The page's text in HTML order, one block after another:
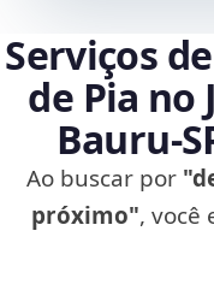
Serviços
de Pia no
Ao buscar por
próximo", você